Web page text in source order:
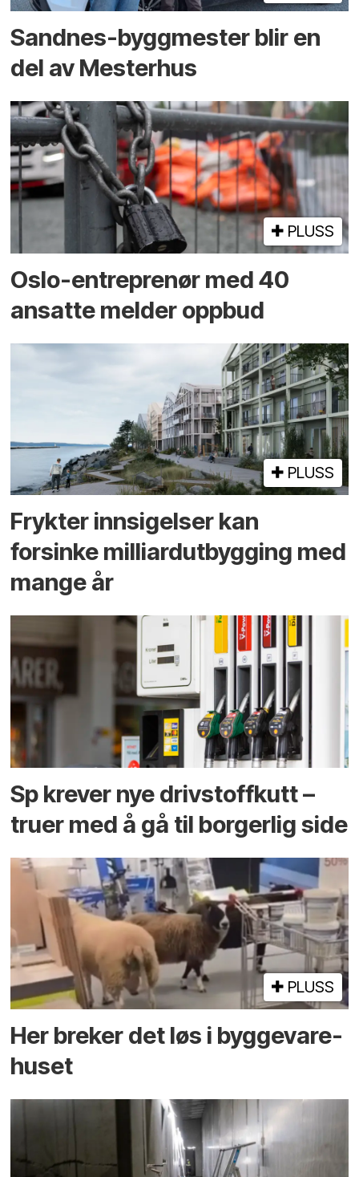
Sandnes-byggmester blir en
del av Mesterhus
PLUSS
Oslo-entreprenør med 40
ansatte melder oppbud
PLUSS
Frykter innsigelser kan
forsinke milliard­utbygging med
mange år
Sp krever nye drivstoffkutt –
truer med å gå til borgerlig side
PLUSS
Her breker det løs i bygge­vare­
huset